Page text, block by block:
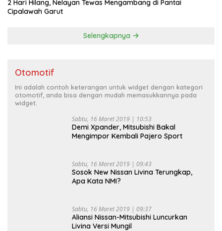
2 Hari Hilang, Nelayan Tewas Mengambang di Pantai
Cipalawah Garut
Selengkapnya
Otomotif
Ini adalah contoh keterangan untuk widget dengan kategori
otomotif, anda bisa dengan mudah memasukkannya pada
widget.
Sabtu, 16 Maret 2019 | 10:53
Demi Xpander, Mitsubishi Bakal
Mengimpor Kembali Pajero Sport
Sabtu, 16 Maret 2019 | 09:43
Sosok New Nissan Livina Terungkap,
Apa Kata NMI?
Sabtu, 16 Maret 2019 | 09:37
Aliansi Nissan-Mitsubishi Luncurkan
Livina Versi Mungil